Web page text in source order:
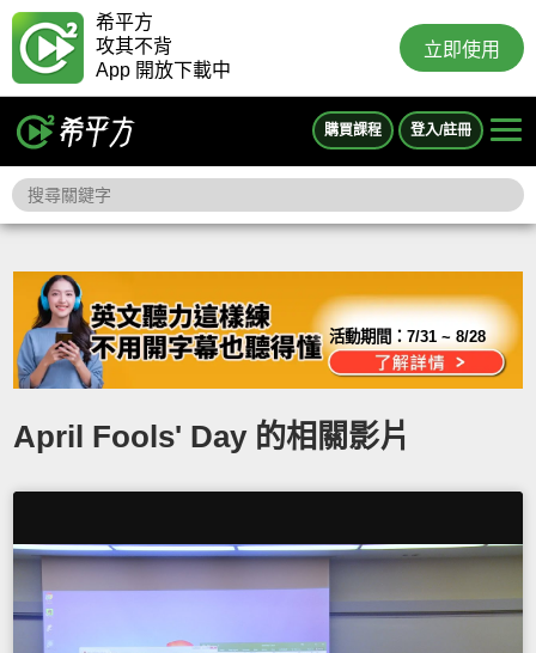
希平方
攻其不背
App 開放下載中
立即使用
購買課程 登入/註冊
活動期間：7/31 ~ 8/28
April Fools' Day 的相關影片